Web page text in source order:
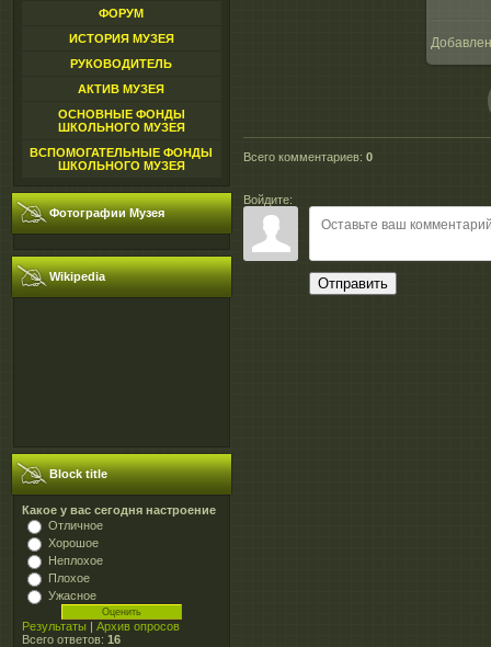
ФОРУМ
ИСТОРИЯ МУЗЕЯ
РУКОВОДИТЕЛЬ
АКТИВ МУЗЕЯ
ОСНОВНЫЕ ФОНДЫ
ШКОЛЬНОГО МУЗЕЯ
ВСПОМОГАТЕЛЬНЫЕ ФОНДЫ
ШКОЛЬНОГО МУЗЕЯ
Фотографии Музея
Wikipedia
Block title
Какое у вас сегодня настроение
Отличное
Хорошое
Неплохое
Плохое
Ужасное
Результаты | Архив опросов
Всего ответов: 16
Всего комментариев: 0
Войдите:
Отправить